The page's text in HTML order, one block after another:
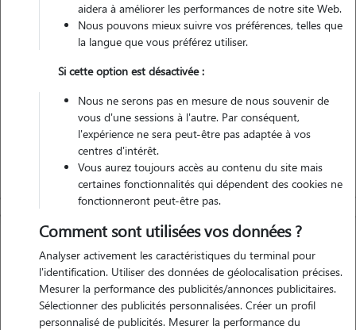
Contacter
L'envoi d'une demande est sans engagement
aidera à améliorer les performances de notre site Web.
Nous pouvons mieux suivre vos préférences, telles que
la langue que vous préférez utiliser.
Si cette option est désactivée :
Nous ne serons pas en mesure de nous souvenir de
vous d'une sessions à l'autre. Par conséquent,
l'expérience ne sera peut-être pas adaptée à vos
centres d'intérêt.
Vous aurez toujours accès au contenu du site mais
certaines fonctionnalités qui dépendent des cookies ne
fonctionneront peut-être pas.
Comment sont utilisées vos données ?
Analyser activement les caractéristiques du terminal pour
l'identification. Utiliser des données de géolocalisation précises.
Mesurer la performance des publicités/annonces publicitaires.
Sélectionner des publicités personnalisées. Créer un profil
personnalisé de publicités. Mesurer la performance du